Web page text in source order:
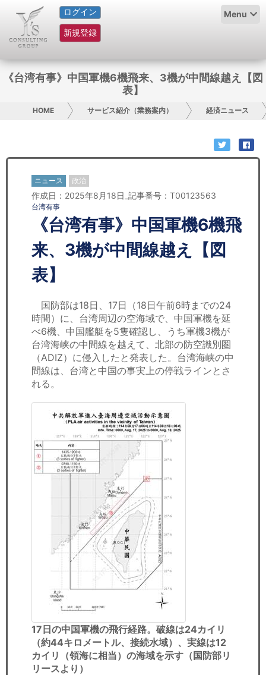
ログイン
新規登録
Menu
HOME
サービス紹介
コラム
お問い合わせ
日本人にPR
コンサルティング
リサーチ
セミナー
労務顧問
ＩＴ
飲食店情報
《台湾有事》中国軍機6機飛来、3機が中間線越え【図
表】
HOME サービス紹介（業務案内） 経済ニュース
ニュース 政治
作成日：2025年8月18日_記事番号：T00123563
台湾有事
《台湾有事》中国軍機6機飛
来、3機が中間線越え【図
表】
国防部は18日、17日（18日午前6時までの24
時間）に、台湾周辺の空海域で、中国軍機を延
べ6機、中国艦艇を5隻確認し、うち軍機3機が
台湾海峡の中間線を越えて、北部の防空識別圏
（ADIZ）に侵入したと発表した。台湾海峡の中
間線は、台湾と中国の事実上の停戦ラインとさ
れる。
17日の中国軍機の飛行経路。破線は24カイリ
（約44キロメートル、接続水域）、実線は12
カイリ（領海に相当）の海域を示す（国防部リ
リースより）